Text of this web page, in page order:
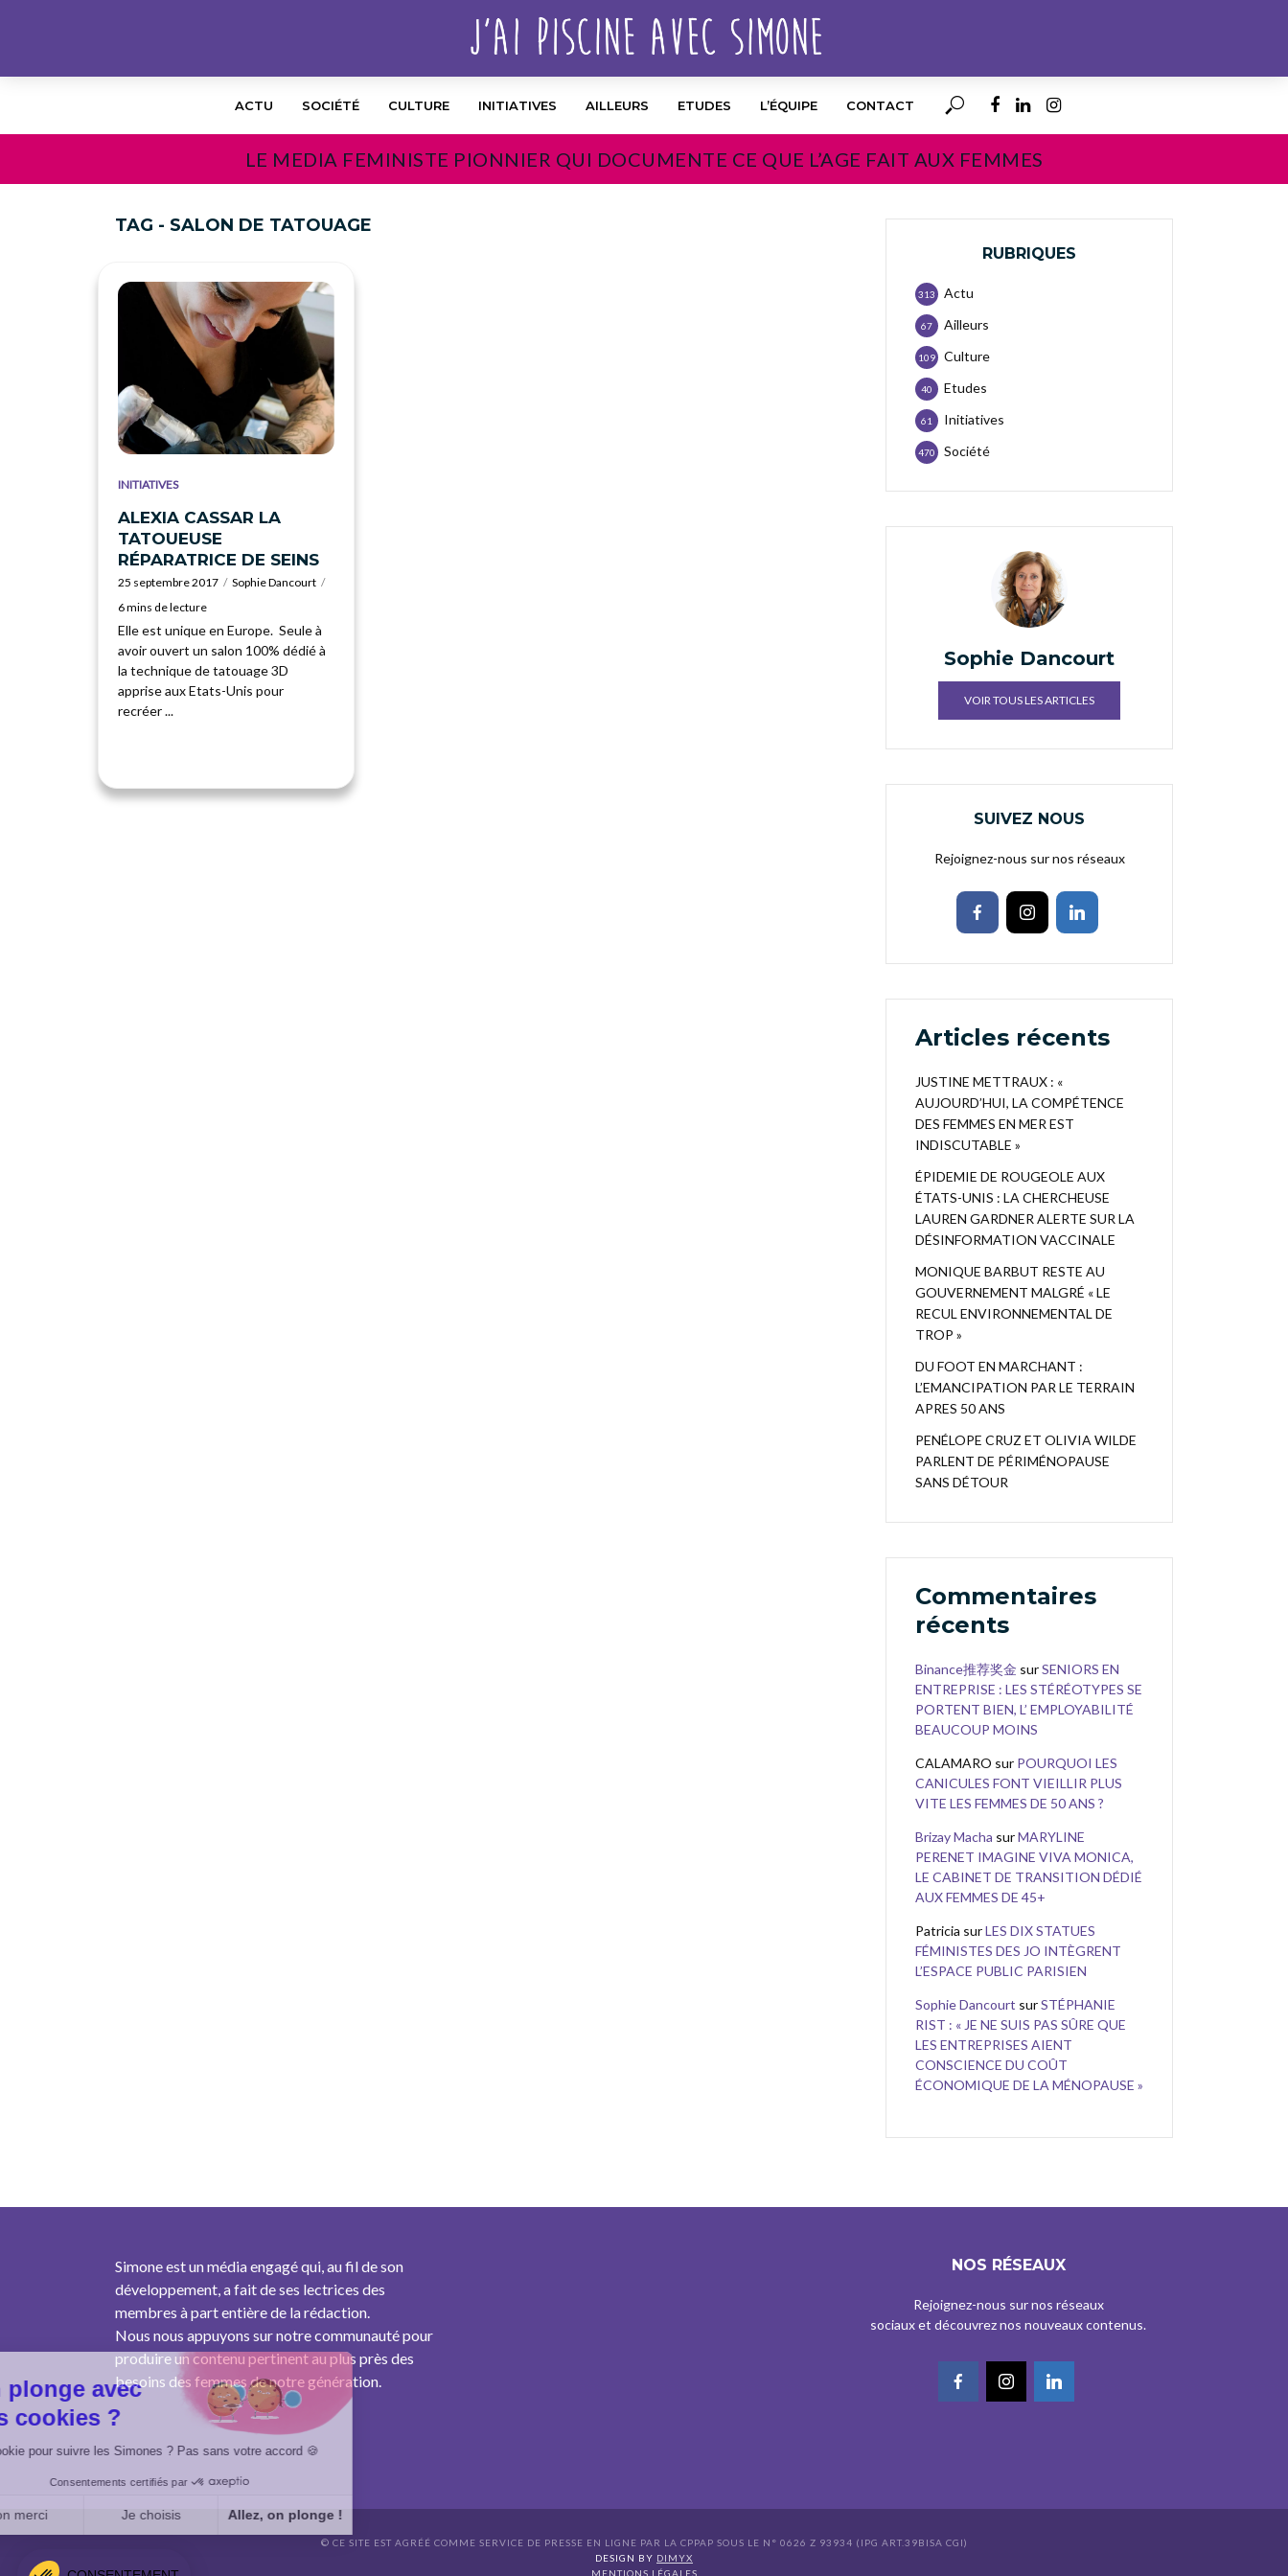
ACTU SOCIÉTÉ CULTURE INITIATIVES AILLEURS ETUDES L’ÉQUIPE CONTACT
LE MEDIA FEMINISTE PIONNIER QUI DOCUMENTE CE QUE L’AGE FAIT AUX FEMMES
TAG - SALON DE TATOUAGE
INITIATIVES
ALEXIA CASSAR LA
TATOUEUSE
RÉPARATRICE DE SEINS
25 septembre 2017
Sophie Dancourt
6 mins de lecture
Elle est unique en Europe. Seule à
avoir ouvert un salon 100% dédié à
la technique de tatouage 3D
apprise aux Etats-Unis pour
recréer ...
RUBRIQUES
Actu
313
Ailleurs
67
Culture
109
Etudes
40
Initiatives
61
Société
470
Sophie Dancourt
VOIR TOUS LES ARTICLES
SUIVEZ NOUS
Rejoignez-nous sur nos réseaux
Articles récents
JUSTINE METTRAUX : «
AUJOURD’HUI, LA COMPÉTENCE
DES FEMMES EN MER EST
INDISCUTABLE »
ÉPIDEMIE DE ROUGEOLE AUX
ÉTATS-UNIS : LA CHERCHEUSE
LAUREN GARDNER ALERTE SUR LA
DÉSINFORMATION VACCINALE
MONIQUE BARBUT RESTE AU
GOUVERNEMENT MALGRÉ « LE
RECUL ENVIRONNEMENTAL DE
TROP »
DU FOOT EN MARCHANT :
L’EMANCIPATION PAR LE TERRAIN
APRES 50 ANS
PENÉLOPE CRUZ ET OLIVIA WILDE
PARLENT DE PÉRIMÉNOPAUSE
SANS DÉTOUR
Commentaires
récents
Binance推荐奖金 surSENIORS EN
ENTREPRISE : LES STÉRÉOTYPES SE
PORTENT BIEN, L’ EMPLOYABILITÉ
BEAUCOUP MOINS
CALAMARO sur POURQUOI LES
CANICULES FONT VIEILLIR PLUS
VITE LES FEMMES DE 50 ANS ?
Brizay Macha surMARYLINE
PERENET IMAGINE VIVA MONICA,
LE CABINET DE TRANSITION DÉDIÉ
AUX FEMMES DE 45+
Patricia surLES DIX STATUES
FÉMINISTES DES JO INTÈGRENT
L’ESPACE PUBLIC PARISIEN
Sophie Dancourt surSTÉPHANIE
RIST : « JE NE SUIS PAS SÛRE QUE
LES ENTREPRISES AIENT
CONSCIENCE DU COÛT
ÉCONOMIQUE DE LA MÉNOPAUSE »
Simone est un média engagé qui, au fil de son
développement, a fait de ses lectrices des
membres à part entière de la rédaction.
Nous nous appuyons sur notre communauté pour
produire un contenu pertinent au plus près des
besoins des femmes de notre génération.
NOS RÉSEAUX
Rejoignez-nous sur nos réseaux
sociaux et découvrez nos nouveaux contenus.
© CE SITE EST AGRÉÉ COMME SERVICE DE PRESSE EN LIGNE PAR LA CPPAP SOUS LE N° 0626 Z 93934 (IPG ART.39BISA CGI)
DESIGN BY DIMYX
MENTIONS LÉGALES
On plonge avec
des cookies ?
Un cookie pour suivre les Simones ? Pas sans votre accord 🍪
Consentements certifiés par
Je choisis Allez, on plonge !
Plateforme de Gestion du Consentement : Personnalisez vos Options